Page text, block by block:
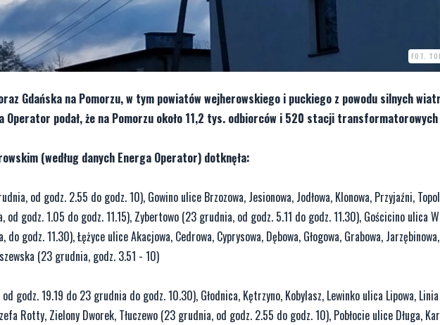
FOT.
Gdańska na Pomorzu, w tym powiatów wejherowskiego i puckiego z powodu silnych
Operator podał, że na Pomorzu około 11,2 tys. odbiorców i 520 stacji
(według danych Energa Operator) dotknęła:
od godz. 2.55 do godz. 10), Gowino ulice Brzozowa, Jesionowa, Jodłowa, Klonowa, Przyjaźni,
godz. 1.05 do godz. 11.15), Zybertowo (23 grudnia, od godz. 5.11 do godz. 11.30), Gościcino ulica
godz. 11.30), Łężyce ulice Akacjowa, Cedrowa, Cyprysowa, Dębowa, Głogowa, Grabowa,
(23 grudnia, godz. 3.51 - 10)
godz. 19.19 do 23 grudnia do godz. 10.30), Głodnica, Kętrzyno, Kobylasz, Lewinko ulica Lipowa,
Rotty, Zielony Dworek, Tłuczewo (23 grudnia, od godz. 2.55 do godz. 10), Pobłocie ulice Długa,